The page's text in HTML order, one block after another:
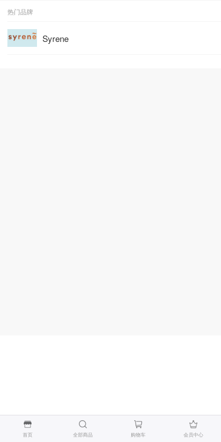
热门品牌
Syrene
首页 全部商品 购物车 会员中心